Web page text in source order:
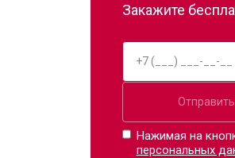
Закажите
Нажимая на
персональных